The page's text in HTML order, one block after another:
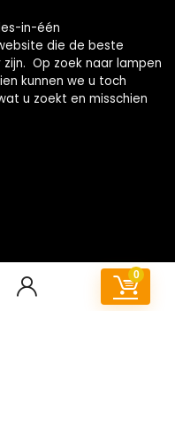
0
in-één
die de beste
Op zoek naar lampen
kunnen we u toch
u zoekt en misschien